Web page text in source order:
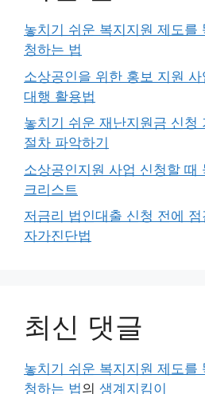
놓치기 쉬운 복지지원 제도를
청하는 법
소상공인을 위한 홍보 지원
대행 활용법
놓치기 쉬운 재난지원금 신청
절차 파악하기
소상공인지원 사업 신청할 때
크리스트
저금리 법인대출 신청 전에
자가진단법
최신 댓글
놓치기 쉬운 복지지원 제도를
청하는 법의 생계지킴이